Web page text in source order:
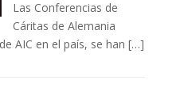
Las Conferencias de
Cáritas de Alemania
AIC en el país, se han […]